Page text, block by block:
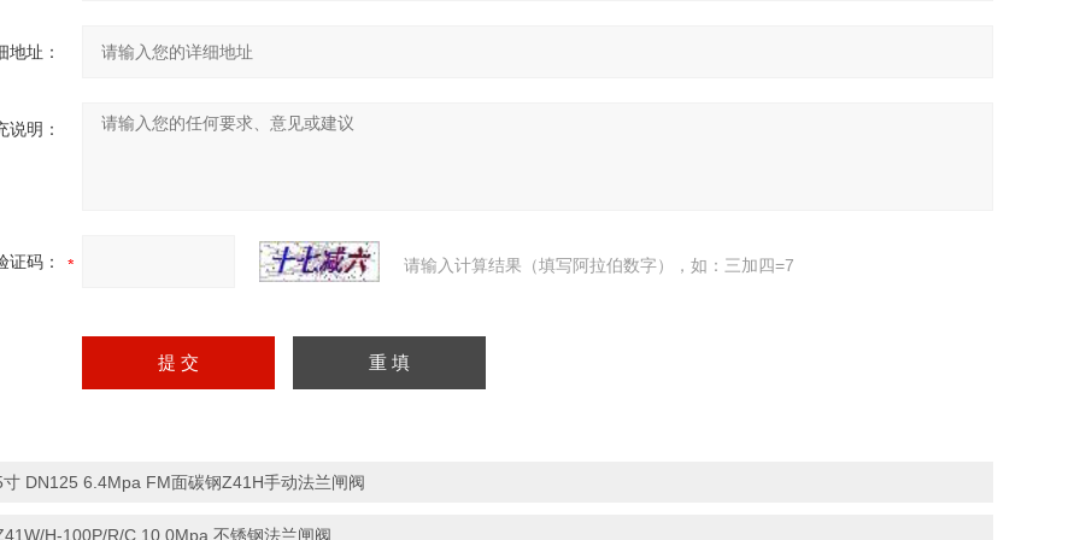
地址：
说明：
证码： 请输入计算结果（填写阿拉伯数字），如：三加四=7
寸 DN125 6.4Mpa FM面碳钢Z41H手动法兰闸阀
H-100P/R/C 10.0Mpa 不锈钢法兰闸阀